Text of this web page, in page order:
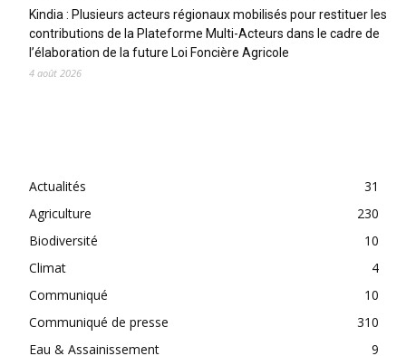
Kindia : Plusieurs acteurs régionaux mobilisés pour restituer les
contributions de la Plateforme Multi-Acteurs dans le cadre de
l’élaboration de la future Loi Foncière Agricole
4 août 2026
Actualités
31
Agriculture
230
Biodiversité
10
Climat
4
Communiqué
10
Communiqué de presse
310
Eau & Assainissement
9